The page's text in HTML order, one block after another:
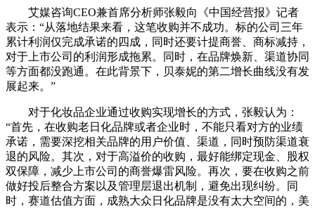
艾媒咨询CEO兼首席分析师张毅向《中国经营报》记者
表示：“从落地结果来看，这笔收购并不成功。标的公司三年
累计利润仅完成承诺的四成，同时还要计提商誉、商标减持，
对于上市公司的利润形成拖累。同时，在品牌焕新、渠道协同
等方面都没跑通。在此背景下，贝泰妮的第二增长曲线没有发
展起来。”
对于化妆品企业通过收购实现增长的方式，张毅认为：
“首先，在收购老日化品牌或者企业时，不能只看对方的业绩
承诺，需要深挖相关品牌的用户价值、渠道，同时预防渠道衰
退的风险。其次，对于高溢价的收购，最好能绑定现金、股权
双保障，减少上市公司的商誉爆雷风险。再次，要在收购之前
做好投后整合方案以及管理层退出机制，避免出现纠纷。同
时，赛道估值方面，成熟大众日化品牌是没有太大空间的，美